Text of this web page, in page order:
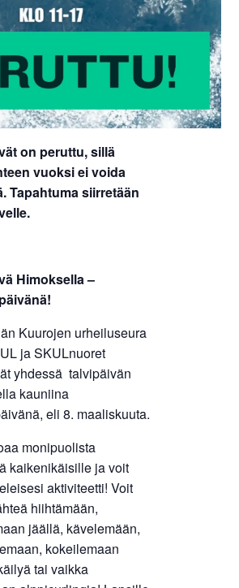
on peruttu, sillä
vuoksi ei voida
Tapahtuma siirretään
Himoksella –
Kuurojen urheiluseura
ja SKULnuoret
yhdessä talvipäivän
kauniina
eli 8. maaliskuuta.
monipuolista
kaikenikäisille ja voit
aktiviteetti! Voit
hiihtämään,
jäällä, kävelemään,
kokeilemaan
tai vaikka